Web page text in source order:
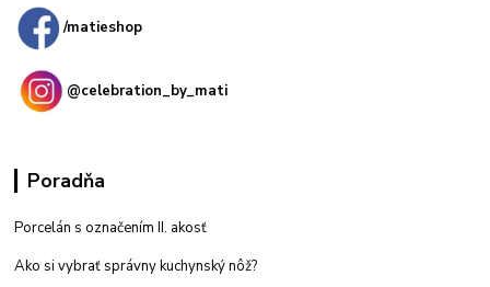
/matieshop
@celebration_by_mati
Poradňa
Porcelán s označením II. akosť
Ako si vybrať správny kuchynský nôž?